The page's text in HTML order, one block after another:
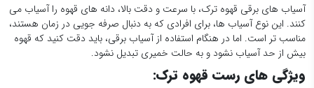
آسیاب های برقی قهوه ترک، با سرعت و دقت بالا، دانه های قهوه را آسیاب می
کنند. این نوع آسیاب ها، برای افرادی که به دنبال صرفه جویی در زمان هستند،
مناسب تر است. اما در هنگام استفاده از آسیاب برقی، باید دقت کنید که قهوه
بیش از حد آسیاب نشود و به حالت خمیری تبدیل نشود.
ویژگی های رست قهوه ترک: